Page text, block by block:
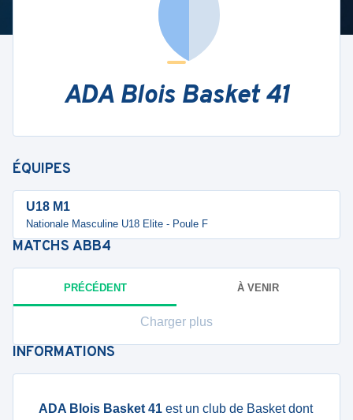
ADA Blois Basket 41
ÉQUIPES
U18 M1
Nationale Masculine U18 Elite - Poule F
MATCHS ABB4
PRÉCÉDENT À VENIR
Charger plus
INFORMATIONS
ADA Blois Basket 41 est un club de Basket dont